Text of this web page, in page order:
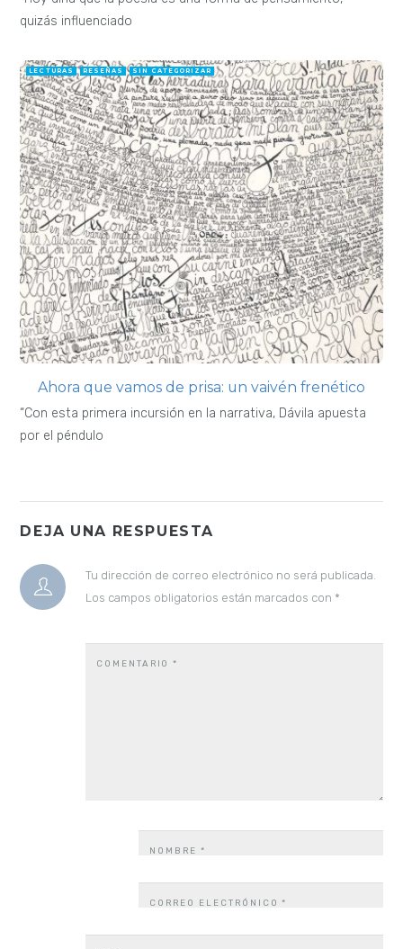
quizás influenciado
LECTURAS RESEÑAS SIN CATEGORIZAR
Ahora que vamos de prisa: un vaivén frenético
“Con esta primera incursión en la narrativa, Dávila apuesta
por el péndulo
DEJA UNA RESPUESTA
Tu dirección de correo electrónico no será publicada.
Los campos obligatorios están marcados con *
COMENTARIO*
NOMBRE*
CORREO ELECTRÓNICO*